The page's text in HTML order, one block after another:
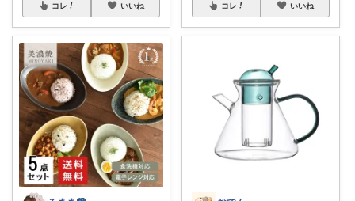
コレ いいね コレ いいね